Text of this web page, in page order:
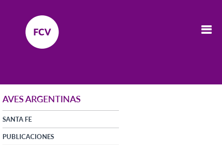
AVES ARGENTINAS
SANTA FE
PUBLICACIONES